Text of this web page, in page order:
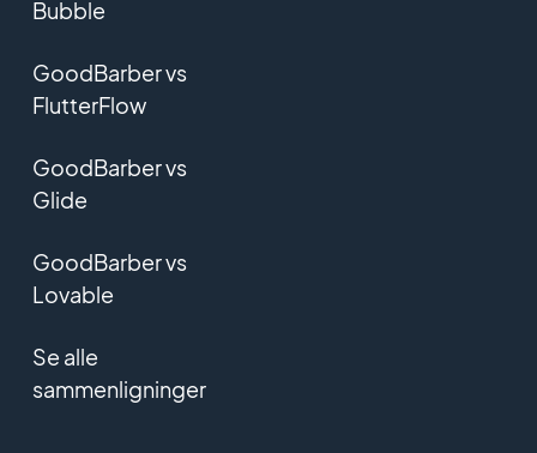
Bubble
GoodBarber vs
FlutterFlow
GoodBarber vs
Glide
GoodBarber vs
Lovable
Se alle
sammenligninger